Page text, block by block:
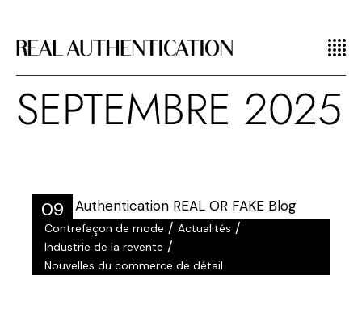
SEPTEMBRE 2025
09
Sep
Contrefaçon de mode /Actualités /
Industrie de la revente /
Nouvelles du commerce de détail